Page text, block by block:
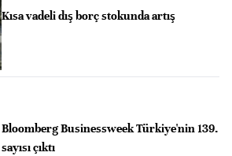
Kısa vadeli dış borç stokunda artış
Bloomberg Businessweek Türkiye'nin 139.
sayısı çıktı